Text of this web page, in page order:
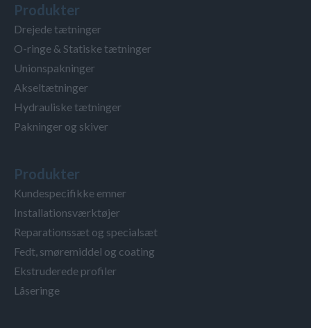
Produkter
Drejede tætninger
O-ringe & Statiske tætninger
Unionspakninger
Akseltætninger
Hydrauliske tætninger
Pakninger og skiver
Produkter
Kundespecifikke emner
Installationsværktøjer
Reparationssæt og specialsæt
Fedt, smøremiddel og coating
Ekstruderede profiler
Låseringe